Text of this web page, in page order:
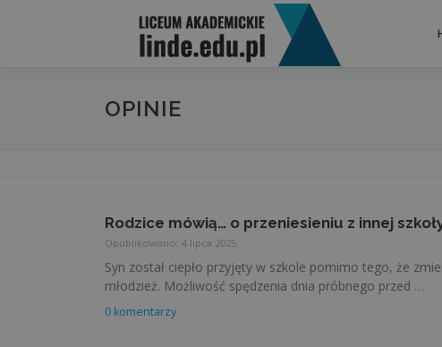
OPINIE
Rodzice mówią… o przeniesieniu z innej
Opublikowano: 4 lipca 2025
Syn został ciepło przyjęty w szkole pomimo tego, że
młodzież. Możliwość spędzenia dnia próbnego przed …
0 komentarzy